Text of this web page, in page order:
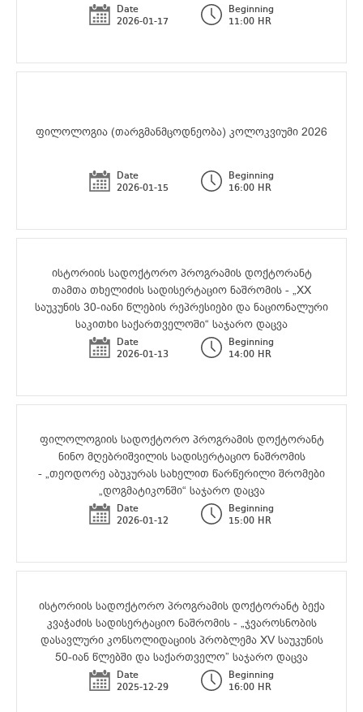
Date
2026-01-17
Beginning
11:00 HR
ფილოლოგია (თარგმანმცოდნეობა) კოლოკვიუმი 2026
Date
2026-01-15
Beginning
16:00 HR
ისტორიის სადოქტორო პროგრამის დოქტორანტ
თამთა თხელიძის სადისერტაციო ნაშრომის - „XX
საუკუნის 30-იანი წლების რეპრესიები და ნაციონალური
საკითხი საქართველოში“ საჯარო დაცვა
Date
2026-01-13
Beginning
14:00 HR
ფილოლოგიის სადოქტორო პროგრამის დოქტორანტ
ნინო მღებრიშვილის სადისერტაციო ნაშრომის
- „თეოდორე აბუკურას სახელით წარწერილი შრომები
„დოგმატიკონში“ საჯარო დაცვა
Date
2026-01-12
Beginning
15:00 HR
ისტორიის სადოქტორო პროგრამის დოქტორანტ ბექა
კვაჭაძის სადისერტაციო ნაშრომის - „ჯვაროსნობის
დასავლური კონსოლიდაციის პრობლემა XV საუკუნის
50-იან წლებში და საქართველო” საჯარო დაცვა
Date
2025-12-29
Beginning
16:00 HR